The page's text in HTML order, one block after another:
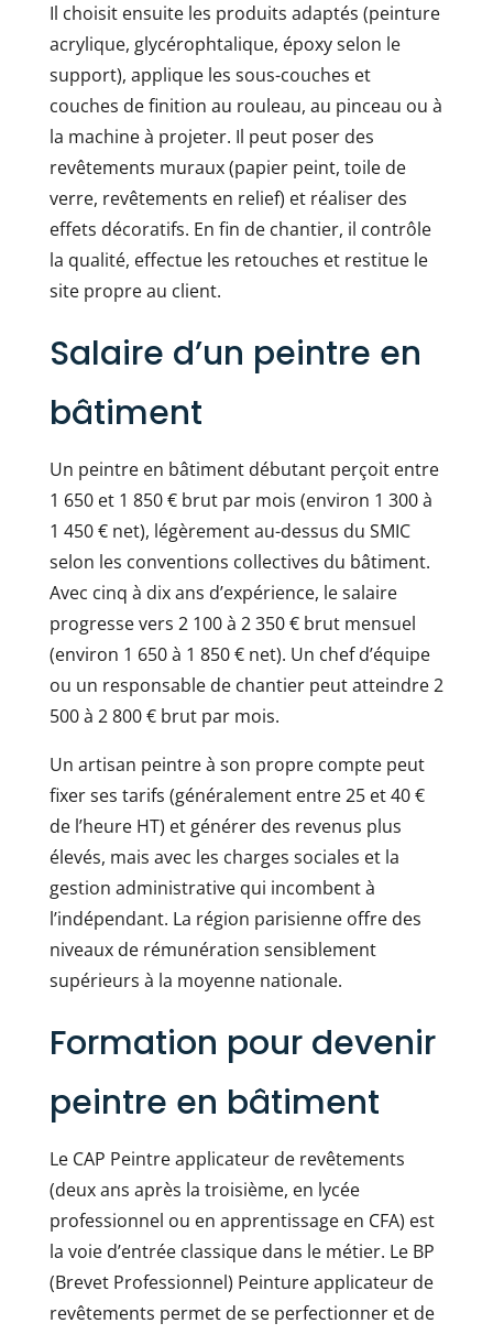
Il choisit ensuite les produits adaptés (peinture
acrylique, glycérophtalique, époxy selon le
support), applique les sous-couches et
couches de finition au rouleau, au pinceau ou à
la machine à projeter. Il peut poser des
revêtements muraux (papier peint, toile de
verre, revêtements en relief) et réaliser des
effets décoratifs. En fin de chantier, il contrôle
la qualité, effectue les retouches et restitue le
site propre au client.
Salaire d’un peintre en
bâtiment
Un peintre en bâtiment débutant perçoit entre
1 650 et 1 850 € brut par mois (environ 1 300 à
1 450 € net), légèrement au-dessus du SMIC
selon les conventions collectives du bâtiment.
Avec cinq à dix ans d’expérience, le salaire
progresse vers 2 100 à 2 350 € brut mensuel
(environ 1 650 à 1 850 € net). Un chef d’équipe
ou un responsable de chantier peut atteindre 2
500 à 2 800 € brut par mois.
Un artisan peintre à son propre compte peut
fixer ses tarifs (généralement entre 25 et 40 €
de l’heure HT) et générer des revenus plus
élevés, mais avec les charges sociales et la
gestion administrative qui incombent à
l’indépendant. La région parisienne offre des
niveaux de rémunération sensiblement
supérieurs à la moyenne nationale.
Formation pour devenir
peintre en bâtiment
Le CAP Peintre applicateur de revêtements
(deux ans après la troisième, en lycée
professionnel ou en apprentissage en CFA) est
la voie d’entrée classique dans le métier. Le BP
(Brevet Professionnel) Peinture applicateur de
revêtements permet de se perfectionner et de